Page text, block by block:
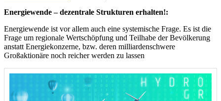
Energiewende – dezentrale Strukturen erhalten!:
Energiewende ist vor allem auch eine systemische Frage. Es ist die
Frage um regionale Wertschöpfung und Teilhabe der Bevölkerung
anstatt Energiekonzerne, bzw. deren milliardenschwere
Großaktionäre noch reicher werden zu lassen